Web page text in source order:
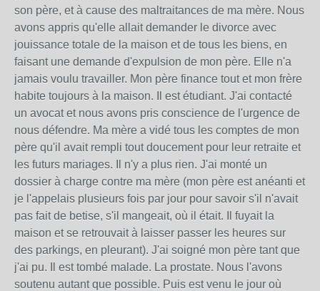
son père, et à cause des maltraitances de ma mère. Nous
avons appris qu'elle allait demander le divorce avec
jouissance totale de la maison et de tous les biens, en
faisant une demande d'expulsion de mon père. Elle n'a
jamais voulu travailler. Mon père finance tout et mon frère
habite toujours à la maison. Il est étudiant. J'ai contacté
un avocat et nous avons pris conscience de l'urgence de
nous défendre. Ma mère a vidé tous les comptes de mon
père qu'il avait rempli tout doucement pour leur retraite et
les futurs mariages. Il n'y a plus rien. J'ai monté un
dossier à charge contre ma mère (mon père est anéanti et
je l'appelais plusieurs fois par jour pour savoir s'il n'avait
pas fait de betise, s'il mangeait, où il était. Il fuyait la
maison et se retrouvait à laisser passer les heures sur
des parkings, en pleurant). J'ai soigné mon père tant que
j'ai pu. Il est tombé malade. La prostate. Nous l'avons
soutenu autant que possible. Puis est venu le jour où